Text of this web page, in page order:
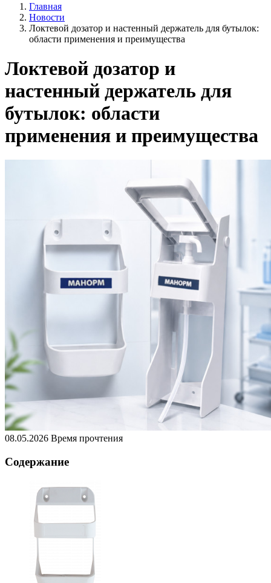
Главная
Новости
Локтевой дозатор и настенный держатель для бутылок:
области применения и преимущества
Локтевой дозатор и
настенный держатель для
бутылок: области
применения и преимущества
08.05.2026 Время прочтения
Содержание